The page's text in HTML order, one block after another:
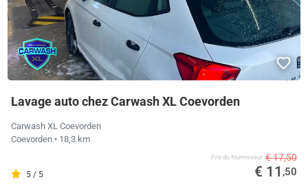
Lavage auto chez Carwash XL Coevorden
Carwash XL Coevorden
Coevorden • 18,3 km
5 / 5
Prix ​​du fournisseur € 17,50
€ 11 ,50